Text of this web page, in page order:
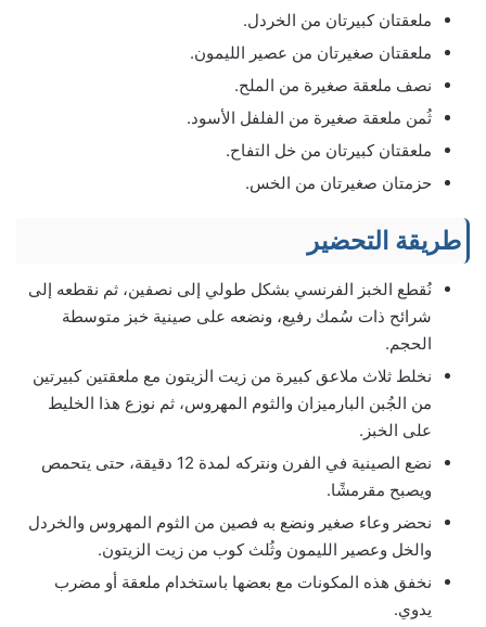
ملعقتان كبيرتان من الخردل.
ملعقتان صغيرتان من عصير الليمون.
نصف ملعقة صغيرة من الملح.
ثُمن ملعقة صغيرة من الفلفل الأسود.
ملعقتان كبيرتان من خل التفاح.
حزمتان صغيرتان من الخس.
طريقة التحضير
نُقطع الخبز الفرنسي بشكل طولي إلى نصفين، ثم نقطعه إلى
شرائح ذات سُمك رفيع، ونضعه على صينية خبز متوسطة
الحجم.
نخلط ثلاث ملاعق كبيرة من زيت الزيتون مع ملعقتين كبيرتين
من الجُبن البارميزان والثوم المهروس، ثم نوزع هذا الخليط
على الخبز.
نضع الصينية في الفرن ونتركه لمدة 12 دقيقة، حتى يتحمص
ويصبح مقرمشًا.
نحضر وعاء صغير ونضع به فصين من الثوم المهروس والخردل
والخل وعصير الليمون وثُلث كوب من زيت الزيتون.
نخفق هذه المكونات مع بعضها باستخدام ملعقة أو مضرب
يدوي.